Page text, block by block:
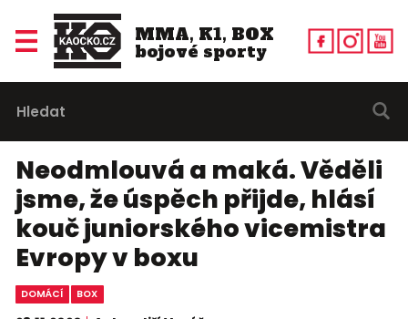
MMA, K1, BOX
bojové sporty
Neodmlouvá a maká. Věděli
jsme, že úspěch přijde, hlásí
kouč juniorského vicemistra
Evropy v boxu
DOMÁCÍ BOX